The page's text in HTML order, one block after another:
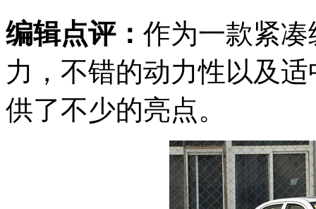
编辑点评： 作为一款紧凑
力，不错的动力性以及
供了不少的亮点。